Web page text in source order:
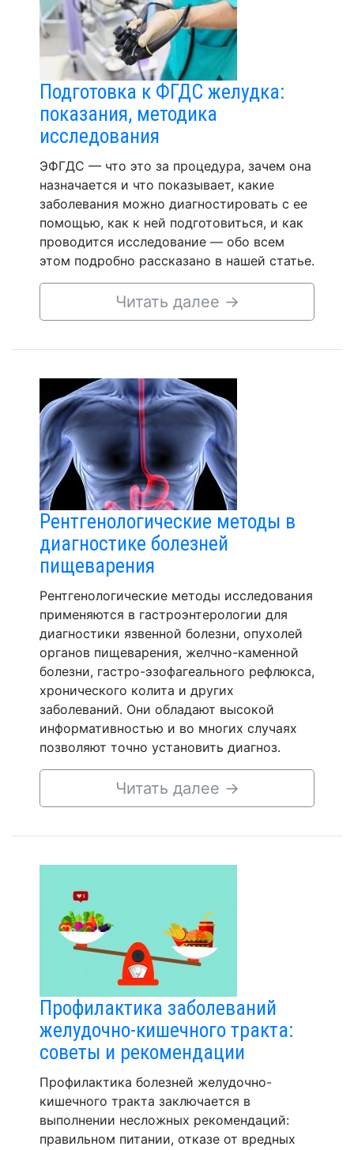
Подготовка к ФГДС желудка:
показания, методика
исследования
ЭФГДС — что это за процедура, зачем она
назначается и что показывает, какие
заболевания можно диагностировать с ее
помощью, как к ней подготовиться, и как
проводится исследование — обо всем
этом подробно рассказано в нашей статье.
Читать далее →
Рентгенологические методы в
диагностике болезней
пищеварения
Рентгенологические методы исследования
применяются в гастроэнтерологии для
диагностики язвенной болезни, опухолей
органов пищеварения, желчно-каменной
болезни, гастро-эзофагеального рефлюкса,
хронического колита и других
заболеваний. Они обладают высокой
информативностью и во многих случаях
позволяют точно установить диагноз.
Читать далее →
Профилактика заболеваний
желудочно-кишечного тракта:
советы и рекомендации
Профилактика болезней желудочно-
кишечного тракта заключается в
выполнении несложных рекомендаций:
правильном питании, отказе от вредных